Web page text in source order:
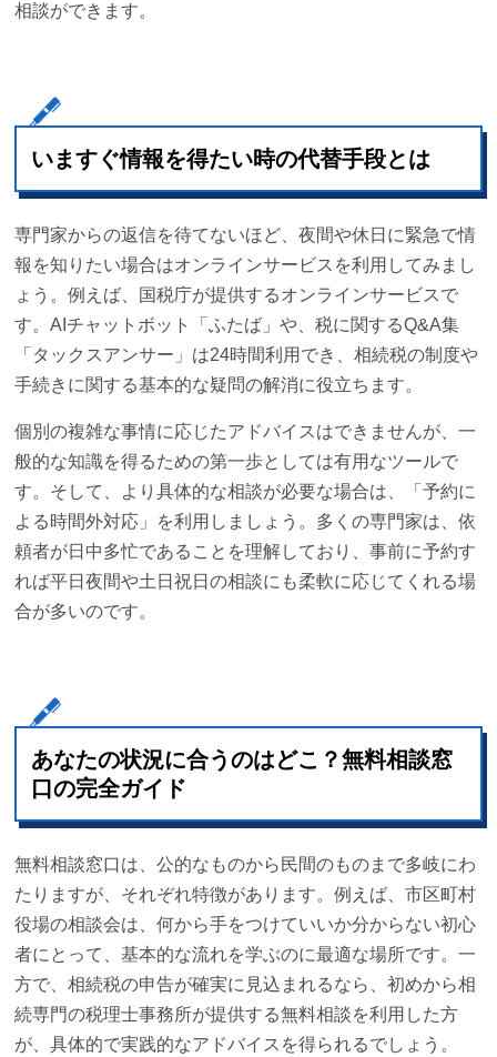
相談ができます。
いますぐ情報を得たい時の代替手段とは
専門家からの返信を待てないほど、夜間や休日に緊急で情
報を知りたい場合はオンラインサービスを利用してみまし
ょう。例えば、国税庁が提供するオンラインサービスで
す。AIチャットボット「ふたば」や、税に関するQ&A集
「タックスアンサー」は24時間利用でき、相続税の制度や
手続きに関する基本的な疑問の解消に役立ちます。
個別の複雑な事情に応じたアドバイスはできませんが、一
般的な知識を得るための第一歩としては有用なツールで
す。そして、より具体的な相談が必要な場合は、「予約に
よる時間外対応」を利用しましょう。多くの専門家は、依
頼者が日中多忙であることを理解しており、事前に予約す
れば平日夜間や土日祝日の相談にも柔軟に応じてくれる場
合が多いのです。
あなたの状況に合うのはどこ？無料相談窓
口の完全ガイド
無料相談窓口は、公的なものから民間のものまで多岐にわ
たりますが、それぞれ特徴があります。例えば、市区町村
役場の相談会は、何から手をつけていいか分からない初心
者にとって、基本的な流れを学ぶのに最適な場所です。一
方で、相続税の申告が確実に見込まれるなら、初めから相
続専門の税理士事務所が提供する無料相談を利用した方
が、具体的で実践的なアドバイスを得られるでしょう。